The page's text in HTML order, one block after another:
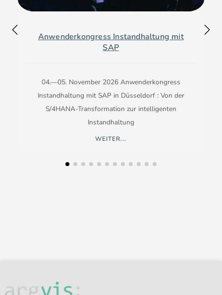
Anwenderkongress Instandhaltung mit
SAP
04.—05. November 2026 Anwenderkongress
Instandhaltung mit SAP in Düsseldorf : Von der
S/4HANA-Transformation zur intelligenten
Instandhaltung
WEITER...